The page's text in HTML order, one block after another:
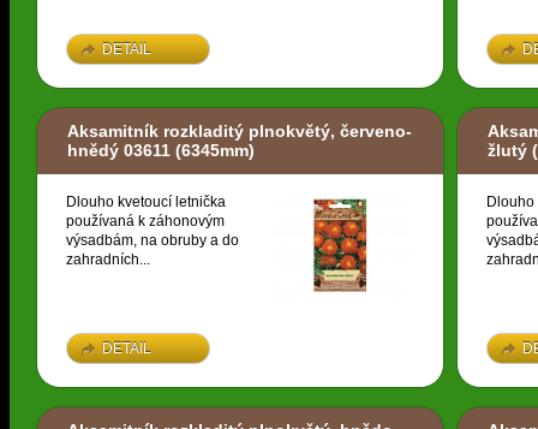
DETAIL
Aksamitník rozkladitý plnokvětý, červeno-
hnědý 03611 (6345mm)
Dlouho kvetoucí letnička
používaná k záhonovým
výsadbám, na obruby a do
zahradních...
DETAIL
žlutý